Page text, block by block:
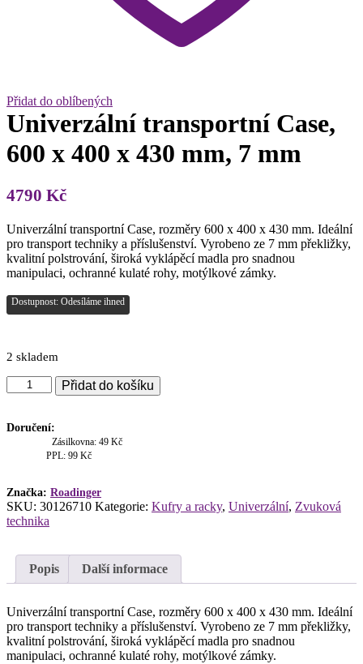
Přidat do oblíbených
Univerzální transportní Case,
600 x 400 x 430 mm, 7 mm
4790 Kč
Univerzální transportní Case, rozměry 600 x 400 x 430 mm. Ideální
pro transport techniky a příslušenství. Vyrobeno ze 7 mm překližky,
kvalitní polstrování, široká vyklápěcí madla pro snadnou
manipulaci, ochranné kulaté rohy, motýlkové zámky.
Dostupnost: Odesíláme ihned
2 skladem
Univerzální
transportní
600
mm,
7
mm
Přidat do košíku
Doručení:
Zásilkovna: 49 Kč
PPL: 99 Kč
Značka: Roadinger
SKU: 30126710 Kategorie: Kufry a racky, Univerzální, Zvuková
technika
Popis Další informace
Univerzální transportní Case, rozměry 600 x 400 x 430 mm. Ideální
pro transport techniky a příslušenství. Vyrobeno ze 7 mm překližky,
kvalitní polstrování, široká vyklápěcí madla pro snadnou
manipulaci, ochranné kulaté rohy, motýlkové zámky.